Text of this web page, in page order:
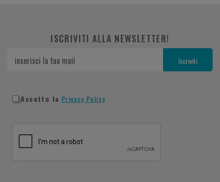
ISCRIVITI ALLA NEWSLETTER!
Accetto la Privacy Policy